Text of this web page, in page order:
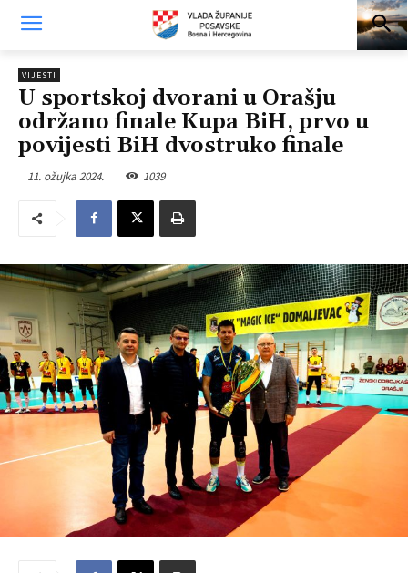
VIJESTI
U sportskoj dvorani u Orašju
održano finale Kupa BiH, prvo u
povijesti BiH dvostruko finale
11. ožujka 2024. 1039